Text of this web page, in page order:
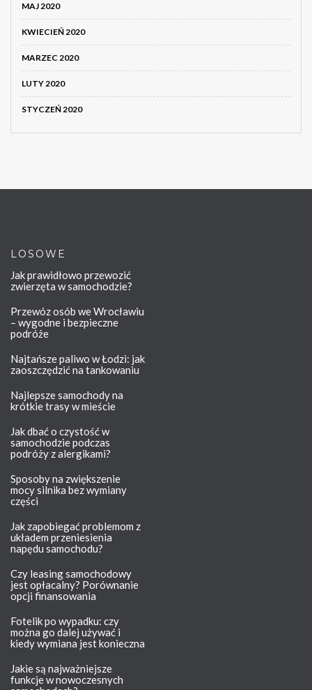
MAJ 2020
KWIECIEŃ 2020
MARZEC 2020
LUTY 2020
STYCZEŃ 2020
LOSOWE
Jak prawidłowo przewozić
zwierzęta w samochodzie?
Przewóz osób we Wrocławiu
– wygodne i bezpieczne
podróże
Najtańsze paliwo w Łodzi: jak
zaoszczędzić na tankowaniu
Najlepsze samochody na
krótkie trasy w mieście
Jak dbać o czystość w
samochodzie podczas
podróży z alergikami?
Sposoby na zwiększenie
mocy silnika bez wymiany
części
Jak zapobiegać problemom z
układem przeniesienia
napędu samochodu?
Czy leasing samochodowy
jest opłacalny? Porównanie
opcji finansowania
Fotelik po wypadku: czy
można go dalej używać i
kiedy wymiana jest konieczna
Jakie są najważniejsze
funkcje w nowoczesnych